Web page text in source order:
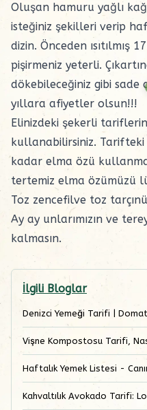
Oluşan hamuru yağlı
isteğiniz şekilleri verip
dizin. Önceden ısıtılmış
pişirmeniz yeterli.
dökebileceğiniz gibi sade
yıllara afiyetler olsun!!!
Elinizdeki şekerli
kullanabilirsiniz. Tarifteki
kadar elma özü
tertemiz elma özümüzü
Toz zencefilve toz
Ay ay unlarımızın ve
kalmasın.
İlgili Bloglar
Denizci Yemeği Tarifi |
Vişne Kompostosu Tarifi,
Haftalık Yemek Listesi -
Kahvaltılık Avokado Tarifi: